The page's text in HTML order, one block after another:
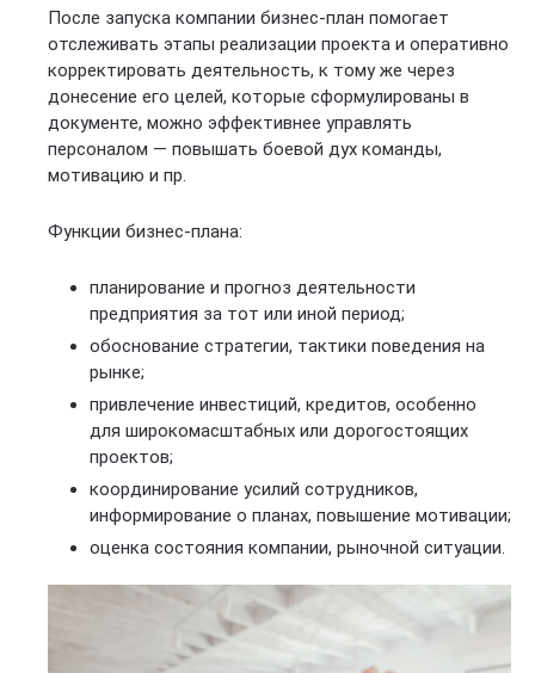
После запуска компании бизнес-план помогает
отслеживать этапы реализации проекта и оперативно
корректировать деятельность, к тому же через
донесение его целей, которые сформулированы в
документе, можно эффективнее управлять
персоналом — повышать боевой дух команды,
мотивацию и пр.
Функции бизнес-плана:
планирование и прогноз деятельности
предприятия за тот или иной период;
обоснование стратегии, тактики поведения на
рынке;
привлечение инвестиций, кредитов, особенно
для широкомасштабных или дорогостоящих
проектов;
координирование усилий сотрудников,
информирование о планах, повышение мотивации;
оценка состояния компании, рыночной ситуации.